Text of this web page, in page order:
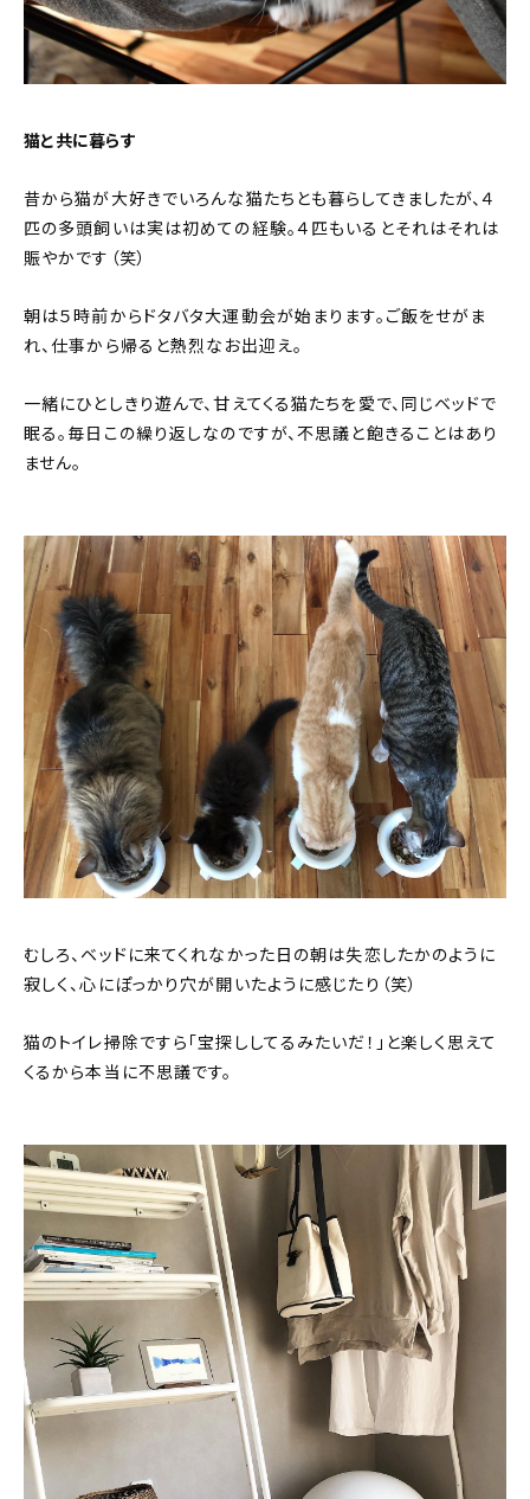
猫と共に暮らす
昔から猫が大好きでいろんな猫たちとも暮らしてきましたが、４
匹の多頭飼いは実は初めての経験。４匹もいるとそれはそれは
賑やかです（笑）
朝は５時前からドタバタ大運動会が始まります。ご飯をせがま
れ、仕事から帰ると熱烈なお出迎え。
一緒にひとしきり遊んで、甘えてくる猫たちを愛で、同じベッドで
眠る。毎日この繰り返しなのですが、不思議と飽きることはあり
ません。
むしろ、ベッドに来てくれなかった日の朝は失恋したかのように
寂しく、心にぽっかり穴が開いたように感じたり（笑）
猫のトイレ掃除ですら「宝探ししてるみたいだ！」と楽しく思えて
くるから本当に不思議です。